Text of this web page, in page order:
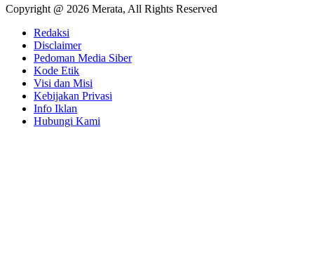
Copyright @ 2026 Merata, All Rights Reserved
Redaksi
Disclaimer
Pedoman Media Siber
Kode Etik
Visi dan Misi
Kebijakan Privasi
Info Iklan
Hubungi Kami